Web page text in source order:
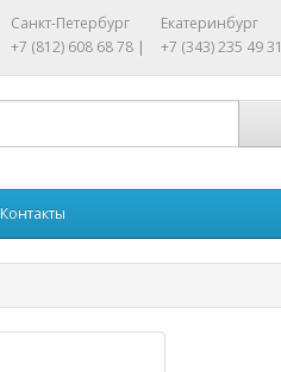
Санкт-Петербург
+7 (812) 608 68 78 |
Екатеринбург
+7 (343) 235 49
Контакты